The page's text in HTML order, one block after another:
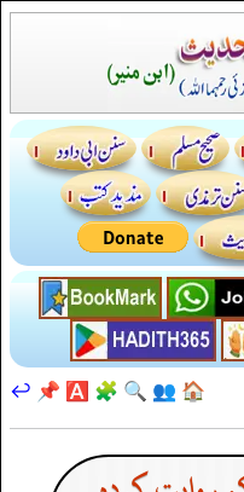
🏠
👥
🔍
🧩
🅰️
📌
↩️